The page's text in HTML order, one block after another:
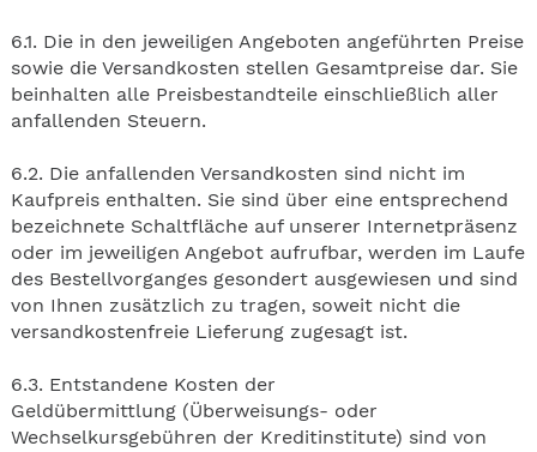
6.1. Die in den jeweiligen Angeboten angeführten Preise
sowie die Versandkosten stellen Gesamtpreise dar. Sie
beinhalten alle Preisbestandteile einschließlich aller
anfallenden Steuern.
6.2. Die anfallenden Versandkosten sind nicht im
Kaufpreis enthalten. Sie sind über eine entsprechend
bezeichnete Schaltfläche auf unserer Internetpräsenz
oder im jeweiligen Angebot aufrufbar, werden im Laufe
des Bestellvorganges gesondert ausgewiesen und sind
von Ihnen zusätzlich zu tragen, soweit nicht die
versandkostenfreie Lieferung zugesagt ist.
6.3. Entstandene Kosten der
Geldübermittlung (Überweisungs- oder
Wechselkursgebühren der Kreditinstitute) sind von